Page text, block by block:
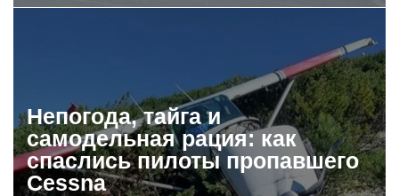
Непогода, тайга и
самодельная рация: как
спаслись пилоты пропавшего
Cessna